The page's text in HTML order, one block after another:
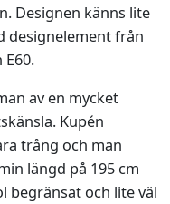
Designen känns lite
designelement från
av en mycket
Kupén
trång och man
längd på 195 cm
begränsat och lite väl